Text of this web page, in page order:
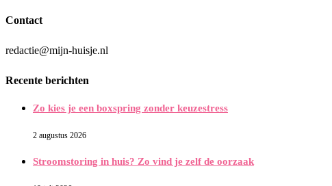
Contact
redactie@mijn-huisje.nl
Recente berichten
Zo kies je een boxspring zonder keuzestress
2 augustus 2026
Stroomstoring in huis? Zo vind je zelf de oorzaak